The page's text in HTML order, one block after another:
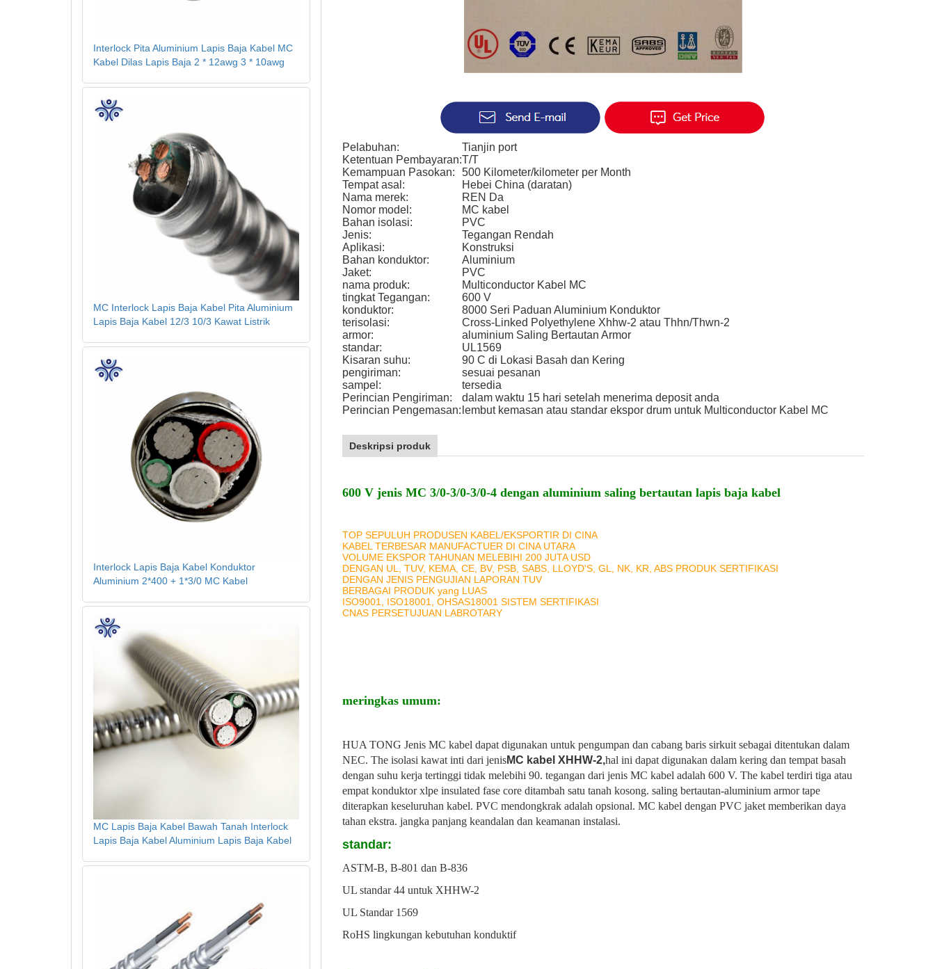
Pelabuhan:
Tianjin port
Ketentuan Pembayaran:T/T
Kemampuan Pasokan:
500 Kilometer/kilometer per Month
Tempat asal:
Hebei China (daratan)
Nama merek:
REN Da
Nomor model:
MC kabel
Bahan isolasi:
PVC
Jenis:
Tegangan Rendah
Aplikasi:
Konstruksi
Bahan konduktor:
Aluminium
Jaket:
PVC
nama produk:
Multiconductor Kabel MC
tingkat Tegangan:
600 V
konduktor:
8000 Seri Paduan Aluminium Konduktor
terisolasi:
Cross-Linked Polyethylene Xhhw-2 atau Thhn/Thwn-2
armor:
aluminium Saling Bertautan Armor
standar:
UL1569
Kisaran suhu:
90 C di Lokasi Basah dan Kering
pengiriman:
sesuai pesanan
sampel:
tersedia
Perincian Pengiriman:
dalam waktu 15 hari setelah menerima deposit anda
Perincian Pengemasan: lembut kemasan atau standar ekspor drum untuk Multiconductor Kabel MC
Deskripsi produk
600 V jenis MC 3/0-3/0-3/0-4 dengan aluminium saling bertautan lapis baja kabel
TOP SEPULUH PRODUSEN KABEL/EKSPORTIR DI CINA
KABEL TERBESAR MANUFACTUER DI CINA UTARA
VOLUME EKSPOR TAHUNAN MELEBIHI 200 JUTA USD
DENGAN UL, TUV, KEMA, CE, BV, PSB, SABS, LLOYD'S, GL, NK, KR, ABS PRODUK SERTIFIKASI
DENGAN JENIS PENGUJIAN LAPORAN TUV
BERBAGAI PRODUK yang LUAS
ISO9001, ISO18001, OHSAS18001 SISTEM SERTIFIKASI
CNAS PERSETUJUAN LABROTARY
meringkas umum:
HUA TONG Jenis MC kabel dapat digunakan untuk pengumpan dan cabang baris sirkuit sebagai ditentukan dalam
NEC. The isolasi kawat inti dari jenisMC kabel XHHW-2,hal ini dapat digunakan dalam kering dan tempat basah
dengan suhu kerja tertinggi tidak melebihi 90. tegangan dari jenis MC kabel adalah 600 V. The kabel terdiri tiga atau
empat konduktor xlpe insulated fase core ditambah satu tanah kosong. saling bertautan-aluminium armor tape
diterapkan keseluruhan kabel. PVC mendongkrak adalah opsional. MC kabel dengan PVC jaket memberikan daya
tahan ekstra. jangka panjang keandalan dan keamanan instalasi.
standar:
ASTM-B, B-801 dan B-836
UL standar 44 untuk XHHW-2
UL Standar 1569
RoHS lingkungan kebutuhan konduktif
Interlock Pita Aluminium Lapis Baja Kabel MC
Kabel Dilas Lapis Baja 2 * 12awg 3 * 10awg
MC Interlock Lapis Baja Kabel Pita Aluminium
Lapis Baja Kabel 12/3 10/3 Kawat Listrik
Interlock Lapis Baja Kabel Konduktor
Aluminium 2*400 + 1*3/0 MC Kabel
MC Lapis Baja Kabel Bawah Tanah Interlock
Lapis Baja Kabel Aluminium Lapis Baja Kabel